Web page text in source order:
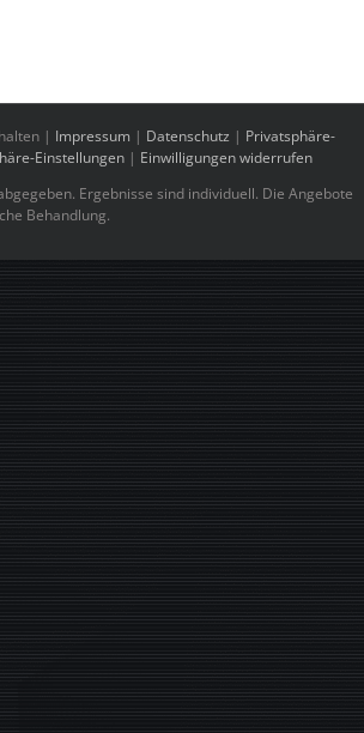
| Impressum | Datenschutz | Privatsphäre-
Einstellungen | Einwilligungen widerrufen
Ergebnisse sind individuell. Die Angebote
Behandlung.